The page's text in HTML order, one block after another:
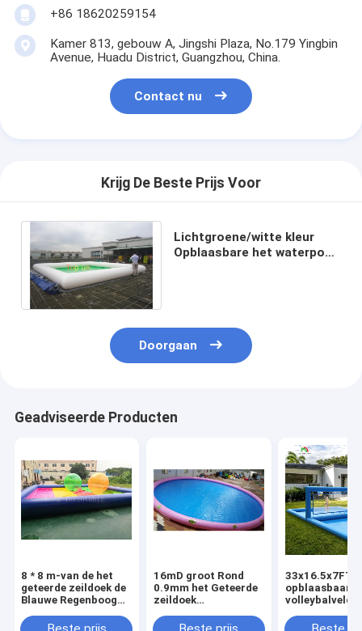
+86 18620259154
Kamer 813, gebouw A, Jingshi Plaza, No.179 Yingbin
Avenue, Huadu District, Guangzhou, China.
Contact nu
Krijg De Beste Prijs Voor
Lichtgroene/witte kleur
Opblaasbare het waterpool
Doorgaan
Geadviseerde Producten
8 * 8 m-van de het
geteerde zeildoek de
Blauwe Regenboog
de Kleuren
16mD groot Rond
0.9mm het Geteerde
zeildoek
Zwembad van pvc
33x16.5x7FT
opblaasbaar
volleybalveld
Volleybal